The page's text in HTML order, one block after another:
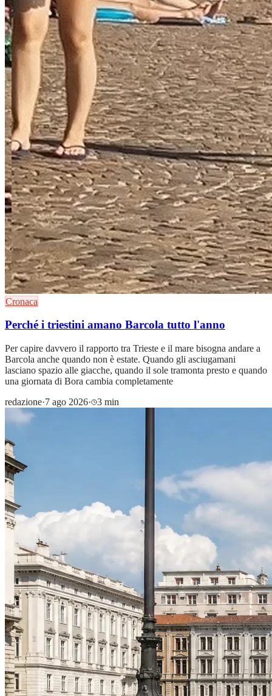
Cronaca
Perché i triestini amano Barcola tutto l'anno
Per capire davvero il rapporto tra Trieste e il mare bisogna andare a
Barcola anche quando non è estate. Quando gli asciugamani
lasciano spazio alle giacche, quando il sole tramonta presto e quando
una giornata di Bora cambia completamente
redazione·7 ago 2026· 3 min